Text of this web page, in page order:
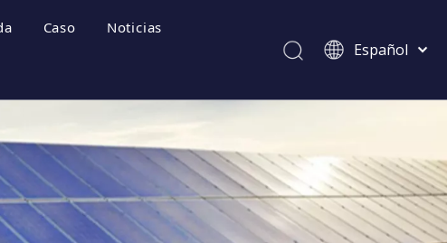
frecuentes
Caso Noticias
Español
Kiswahili
Italiano
Deutsch
Português
Pусский